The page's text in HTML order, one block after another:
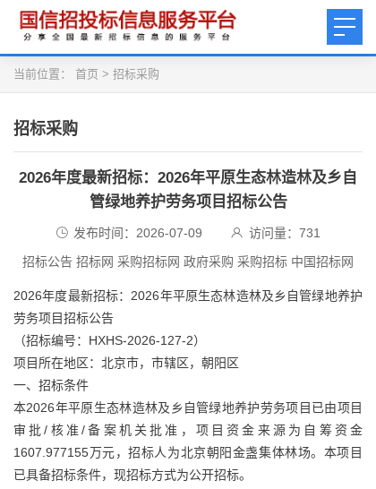
当前位置： 首页 > 招标采购
招标采购
2026年度最新招标：2026年平原生态林造林及乡自
管绿地养护劳务项目招标公告
发布时间：2026-07-09 访问量： 731
招标公告 招标网 采购招标网 政府采购 采购招标 中国招标网
2026年度最新招标：2026年平原生态林造林及乡自管绿地养护
劳务项目招标公告
（招标编号：HXHS-2026-127-2）
项目所在地区：北京市，市辖区，朝阳区
一、招标条件
本2026年平原生态林造林及乡自管绿地养护劳务项目已由项目
审批/核准/备案机关批准，项目资金来源为自筹资金
1607.977155万元，招标人为北京朝阳金盏集体林场。本项目
已具备招标条件，现招标方式为公开招标。